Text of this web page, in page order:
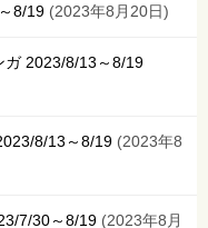
8/19 2023年8月20日
ガ 2023/8/13～8/19
8/13～8/19
2023年8
7/30～8/19
2023年8月